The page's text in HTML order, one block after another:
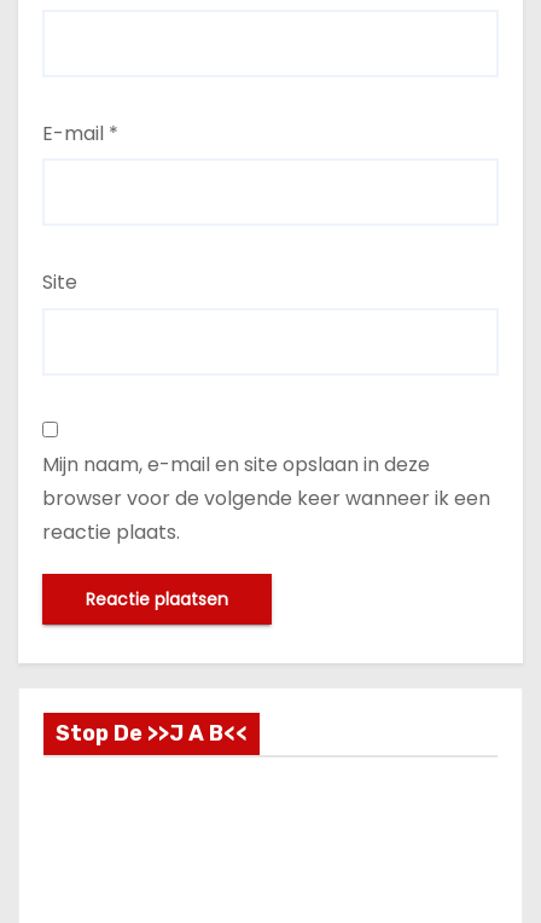
E-mail *
Site
Mijn naam, e-mail en site opslaan in deze
browser voor de volgende keer wanneer ik een
reactie plaats.
Stop De >>J A B<<